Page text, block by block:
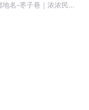
地名-枣子巷｜浓浓民国